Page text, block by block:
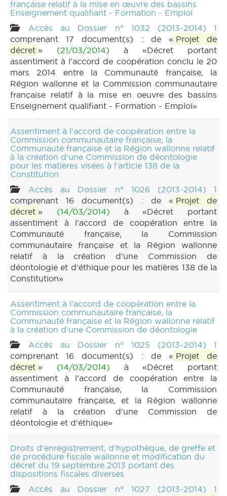
française relatif à la mise en œuvre des bassins
Enseignement qualifiant - Formation - Emploi
Accès au Dossier n° 1032 (2013-2014) 1
comprenant 17 document(s) : de « Projet de
décret » (21/03/2014) à «Décret portant
assentiment à l'accord de coopération conclu le 20
mars 2014 entre la Communauté française, la
Région wallonne et la Commission communautaire
française relatif à la mise en oeuvre des bassins
Enseignement qualifiant - Formation - Emploi»
Assentiment à l'accord de coopération entre la
Commission communautaire française, la
Communauté française et la Région wallonne relatif
à la création d'une Commission de déontologie
pour les matières visées à l'article 138 de la
Constitution
Accès au Dossier n° 1026 (2013-2014) 1
comprenant 16 document(s) : de « Projet de
décret » (14/03/2014) à «Décret portant
assentiment à l'accord de coopération entre la
Communauté française, la Commission
communautaire française et la Région wallonne
relatif à la création d'une Commission de
déontologie et d'éthique pour les matières 138 de la
Constitution»
Assentiment à l'accord de coopération entre la
Commission communautaire française, la
Communauté française et la Région wallonne relatif
à la création d'une Commission de déontologie
Accès au Dossier n° 1025 (2013-2014) 1
comprenant 16 document(s) : de « Projet de
décret » (14/03/2014) à «Décret portant
assentiment à l'accord de coopération entre la
Communauté française, la Commission
communautaire française, et la Région wallonne
relatif à la création d'une Commission de
déontologie et d'éthique»
Droits d'enregistrement, d'hypothèque, de greffe et
de procédure fiscale wallonne et modification du
décret du 19 septembre 2013 portant des
dispositions fiscales diverses
Accès au Dossier n° 1027 (2013-2014) 1